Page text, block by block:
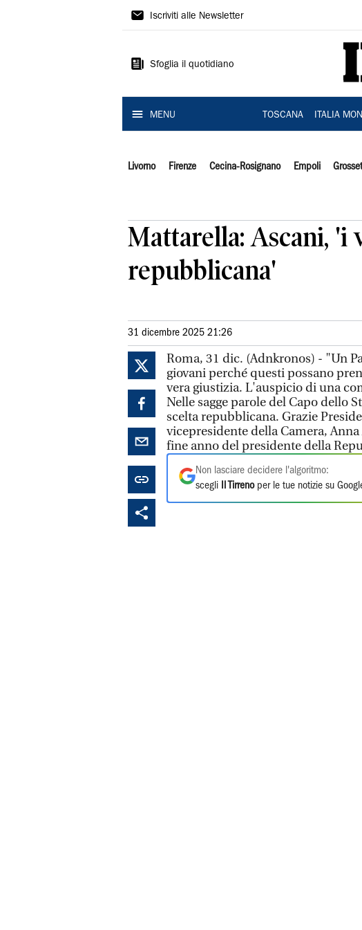
Il
Iscriviti alle Newsletter
Sfoglia il quotidiano
MENU TOSCANA ITALIA
Livorno Firenze Cecina-Rosignano Empoli
Mattarella: Ascani, 'i
repubblicana'
31 dicembre 2025 21:26
Roma, 31 dic. (Adnkronos) - "Un
giovani perché questi possano
vera giustizia. L'auspicio di una
Nelle sagge parole del Capo dello
scelta repubblicana. Grazie
vicepresidente della Camera,
fine anno del presidente della
Non lasciare decidere l'algoritmo:
scegli
Il Tirrenoper le tue notizie su